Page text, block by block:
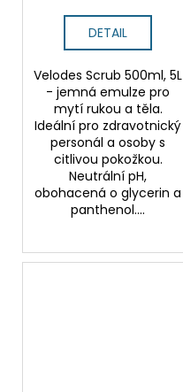
DETAIL
Velodes Scrub 500ml, 5L
- jemná emulze pro
mytí rukou a těla.
Ideální pro zdravotnický
personál a osoby s
citlivou pokožkou.
Neutrální pH,
obohacená o glycerin a
panthenol....